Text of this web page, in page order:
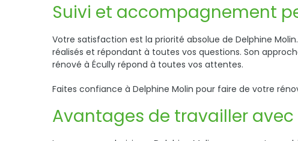
Suivi et accompagnement
Votre satisfaction est la priorité absolue de Delphine
réalisés et répondant à toutes vos questions. Son
rénové à Écully répond à toutes vos attentes.
Faites confiance à Delphine Molin pour faire de votre
Avantages de travailler avec